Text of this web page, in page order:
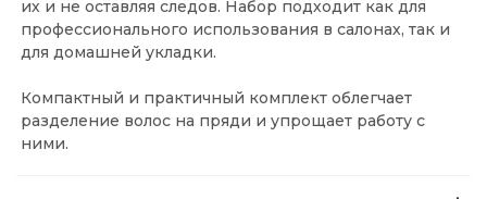
их и не оставляя следов. Набор подходит как для
профессионального использования в салонах, так и
для домашней укладки.
Компактный и практичный комплект облегчает
разделение волос на пряди и упрощает работу с
ними.